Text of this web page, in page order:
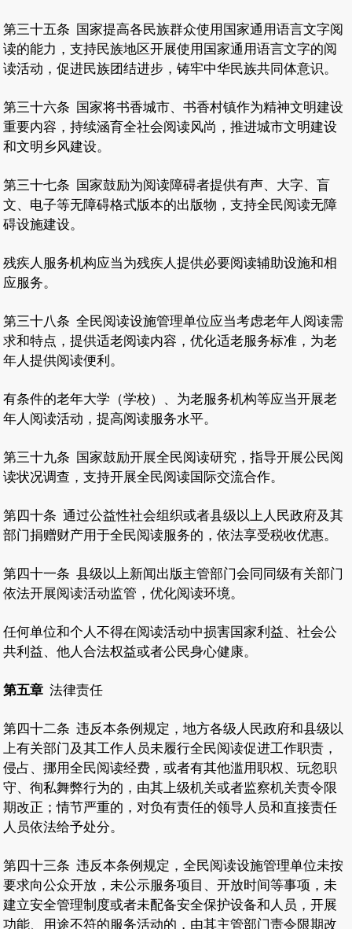
第三十五条
国家提高各民族群众使用国家通用语言文字阅
读的能力，支持民族地区开展使用国家通用语言文字的阅
读活动，促进民族团结进步，铸牢中华民族共同体意识。
第三十六条
国家将书香城市、书香村镇作为精神文明建设
重要内容，持续涵育全社会阅读风尚，推进城市文明建设
和文明乡风建设。
第三十七条
国家鼓励为阅读障碍者提供有声、大字、盲
文、电子等无障碍格式版本的出版物，支持全民阅读无障
碍设施建设。
残疾人服务机构应当为残疾人提供必要阅读辅助设施和相
应服务。
第三十八条 全民阅读设施管理单位应当考虑老年人阅读需
求和特点，提供适老阅读内容，优化适老服务标准，为老
年人提供阅读便利。
有条件的老年大学（学校）、为老服务机构等应当开展老
年人阅读活动，提高阅读服务水平。
第三十九条
国家鼓励开展全民阅读研究，指导开展公民阅
读状况调查，支持开展全民阅读国际交流合作。
第四十条 通过公益性社会组织或者县级以上人民政府及其
部门捐赠财产用于全民阅读服务的，依法享受税收优惠。
第四十一条 县级以上新闻出版主管部门会同同级有关部门
依法开展阅读活动监管，优化阅读环境。
任何单位和个人不得在阅读活动中损害国家利益、社会公
共利益、他人合法权益或者公民身心健康。
第五章 法律责任
第四十二条 违反本条例规定，地方各级人民政府和县级以
上有关部门及其工作人员未履行全民阅读促进工作职责，
侵占、挪用全民阅读经费，或者有其他滥用职权、玩忽职
守、徇私舞弊行为的，由其上级机关或者监察机关责令限
期改正；情节严重的，对负有责任的领导人员和直接责任
人员依法给予处分。
第四十三条 违反本条例规定，全民阅读设施管理单位未按
要求向公众开放，未公示服务项目、开放时间等事项，未
建立安全管理制度或者未配备安全保护设备和人员，开展
功能、用途不符的服务活动的，由其主管部门责令限期改